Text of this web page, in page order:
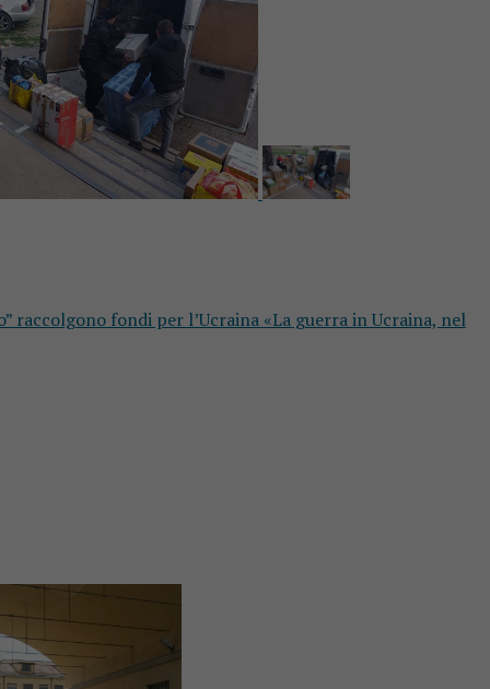
raccolgono fondi per l’Ucraina «La guerra in Ucraina, nel